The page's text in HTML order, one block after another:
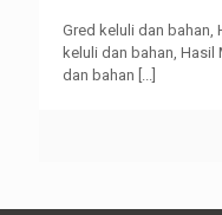
Gred keluli dan bahan,
keluli dan bahan, Hasil
dan bahan